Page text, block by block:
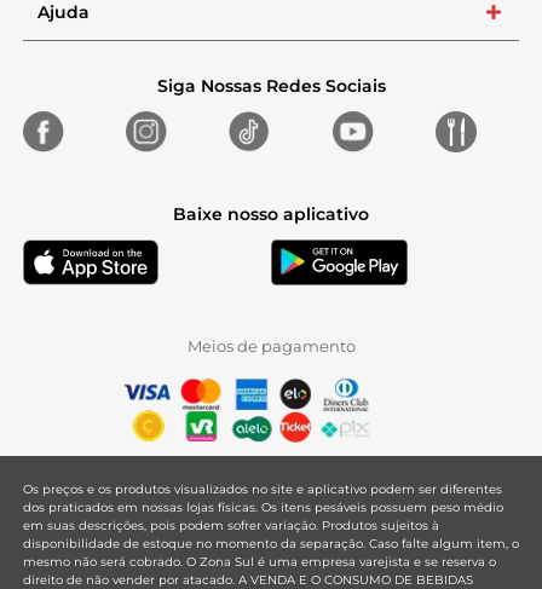
Ajuda +
Siga Nossas Redes Sociais
Baixe nosso aplicativo
Meios de pagamento
Os preços e os produtos visualizados no site e aplicativo podem ser diferentes
dos praticados em nossas lojas físicas. Os itens pesáveis possuem peso médio
em suas descrições, pois podem sofrer variação. Produtos sujeitos à
disponibilidade de estoque no momento da separação. Caso falte algum item, o
mesmo não será cobrado. O Zona Sul é uma empresa varejista e se reserva o
direito de não vender por atacado. A VENDA E O CONSUMO DE BEBIDAS